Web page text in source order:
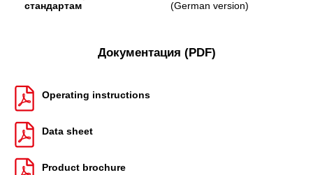
стандартам
(German version)
Документация (PDF)
Operating instructions
Data sheet
Product brochure